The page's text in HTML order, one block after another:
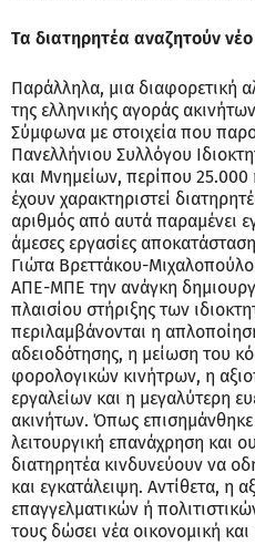
Τα διατηρητέα αναζητούν
Παράλληλα, μια διαφορετική
της ελληνικής αγοράς
Σύμφωνα με στοιχεία που
Πανελλήνιου Συλλόγου
και Μνημείων, περίπου
έχουν χαρακτηριστεί
αριθμός από αυτά παραμένει
άμεσες εργασίες
Γιώτα Βρεττάκου-
ΑΠΕ-ΜΠΕ την ανάγκη
πλαισίου στήριξης των
περιλαμβάνονται η
αδειοδότησης, η μείωση του
φορολογικών κινήτρων, η
εργαλείων και η μεγαλύτερη
ακινήτων. Όπως επισημάνθηκε
λειτουργική επανάχρηση και
διατηρητέα κινδυνεύουν να
και εγκατάλειψη. Αντίθετα, η
επαγγελματικών ή
τους δώσει νέα οικονομική και